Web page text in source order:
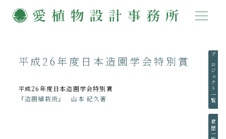
プロジェクト一覧
賞歴一覧
平成26年度日本造園学会特別賞
平成26年度日本造園学会特別賞
『造園植栽術』 山本 紀久著